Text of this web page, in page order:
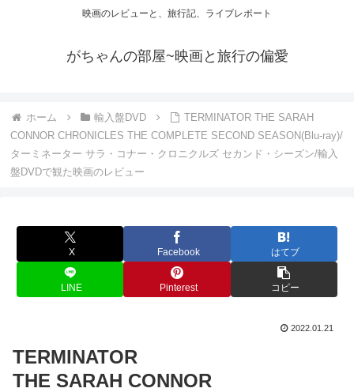
映画のレビューと、旅行記、ライブレポート
がちゃんの部屋~映画と旅行の偏愛
ホーム 輸入盤DVD
TERMINATOR THE SARAH
CONNOR CHRONICLES THE COMPLETE SECOND SEASON(Blu-ray)/
ターミネーター サラ・コナー・クロニクルズ セカンド・シーズン/輸入
盤DVDで観た映画のレビュー
X Facebook はてブ
LINE Pinterest コピー
2022.01.21
TERMINATOR
THE SARAH CONNOR